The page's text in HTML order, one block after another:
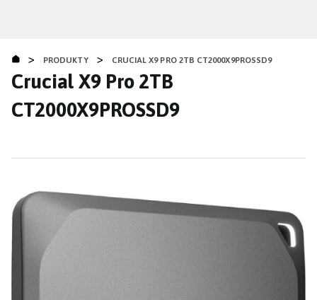
obsahu
> PRODUKTY > CRUCIAL X9 PRO 2TB CT2000X9PROSSD9
Crucial X9 Pro 2TB
CT2000X9PROSSD9